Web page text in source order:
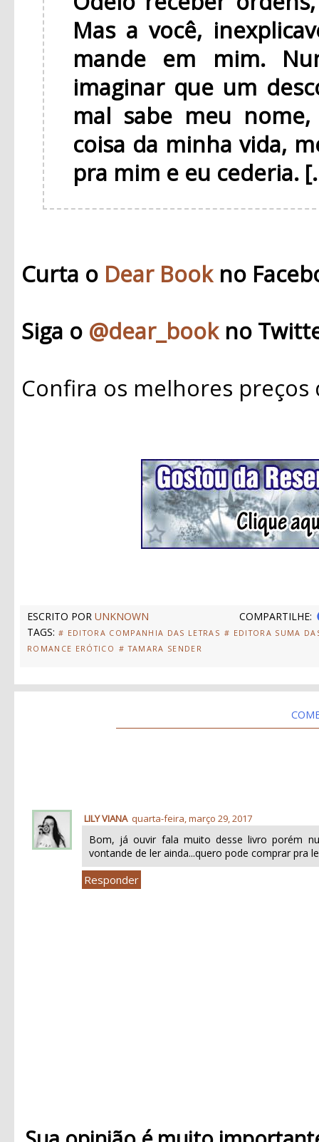
Mas a você,
mande em mim.
imaginar que um
mal sabe meu
coisa da minha vida,
pra mim e eu cederia.
Curta o Dear Bookno
Siga o @dear_bookno
Confira os melhores preços
ESCRITO POR UNKNOWN
COMPARTILHE:
TAGS: # EDITORA COMPANHIA DAS LETRAS # EDITORA SUMA
ROMANCE ERÓTICO # TAMARA SENDER
LILY VIANA quarta-feira, março 29, 2017
Bom, já ouvir fala muito desse livro porém
vontande de ler ainda...quero pode comprar pra
Responder